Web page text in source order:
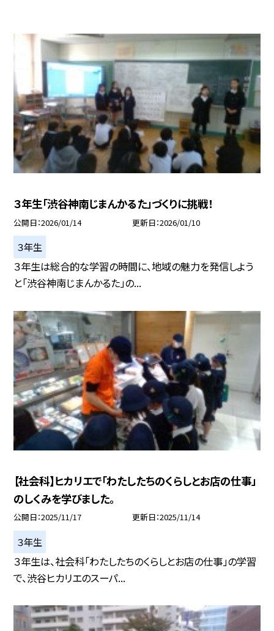
３年生「渋谷神南じまんかるた」づくりに挑戦！
公開日 2026/01/14 更新日 2026/01/10
３年生
３年生は総合的な学習の時間に、地域の魅力を発信しよう
と「渋谷神南じまんかるた」の...
【社会科】ヒカリエで「わたしたちのくらしとお店の仕事」
のしくみを学びました。
公開日 2025/11/17 更新日 2025/11/14
３年生
３年生は、社会科「わたしたちのくらしとお店の仕事」の学習
で、渋谷ヒカリエのスーパ...